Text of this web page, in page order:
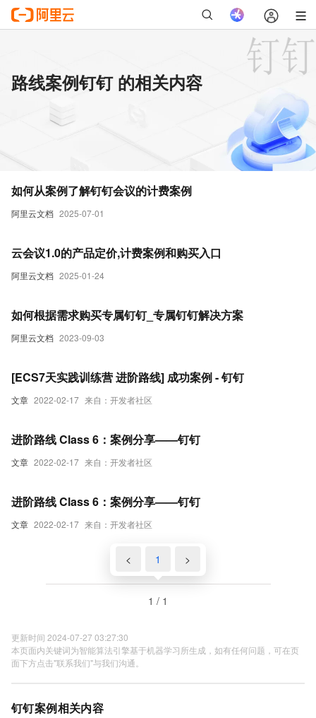
路线案例钉钉 的相关内容
阿里云文档 2025-07-01
如何从案例了解钉钉会议的计费案例
阿里云文档 2025-01-24
云会议1.0的产品定价,计费案例和购买入口
阿里云文档 2023-09-03
如何根据需求购买专属钉钉_专属钉钉解决方案
文章 2022-02-17 来自：开发者社区
[ECS7天实践训练营 进阶路线] 成功案例 - 钉钉
文章 2022-02-17 来自：开发者社区
进阶路线 Class 6：案例分享——钉钉
文章 2022-02-17 来自：开发者社区
进阶路线 Class 6：案例分享——钉钉
< 1 >
1 / 1
更新时间 2024-07-27 03:27:30
本页面内关键词为智能算法引擎基于机器学习所生成，如有任何问题，可在页
面下方点击"联系我们"与我们沟通。
钉钉案例相关内容